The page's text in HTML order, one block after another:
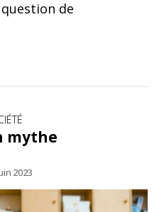
de
mythe
2023